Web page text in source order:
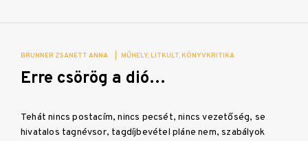
BRUNNER ZSANETT ANNA MŰHELY LITKULT KÖNYVKRITIKA
Erre csörög a dió…
Tehát nincs postacím, nincs pecsét, nincs vezetőség, se
hivatalos tagnévsor, tagdíjbevétel pláne nem, szabályok